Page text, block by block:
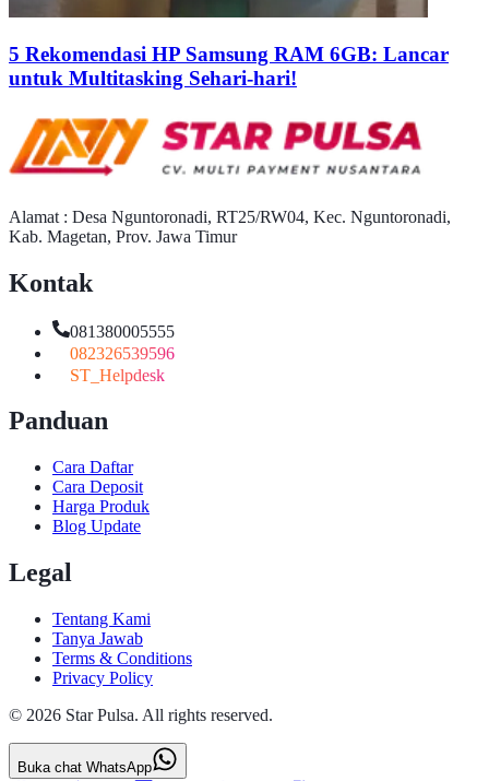
5 Rekomendasi HP Samsung RAM 6GB: Lancar
untuk Multitasking Sehari-hari!
Alamat : Desa Nguntoronadi, RT25/RW04, Kec. Nguntoronadi,
Kab. Magetan, Prov. Jawa Timur
Kontak
081380005555
082326539596
ST_Helpdesk
Panduan
Cara Daftar
Cara Deposit
Harga Produk
Blog Update
Legal
Tentang Kami
Tanya Jawab
Terms & Conditions
Privacy Policy
© 2026 Star Pulsa. All rights reserved.
Buka chat WhatsApp